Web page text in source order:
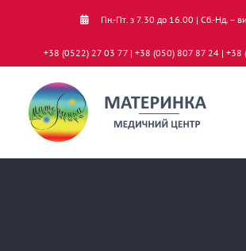
Пн.-Пт. з 7.30 до 16.00 | Сб.-Нд. –
+38 (0522) 27 03 77 | +38 (050) 807 87 24 |